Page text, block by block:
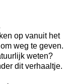
op vanuit het
weg te geven.
weten?
dit verhaaltje.